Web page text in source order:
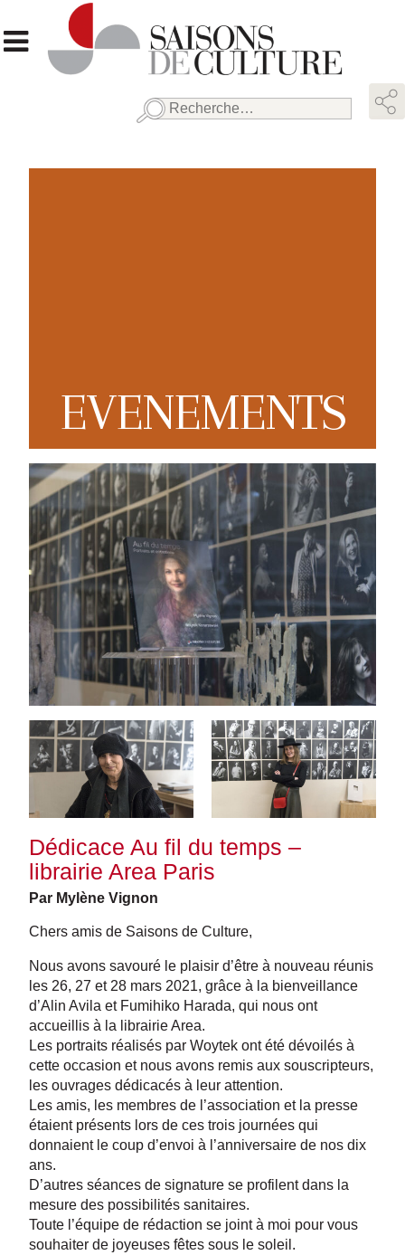
Rechercher :
EVENEMENTS
Dédicace Au fil du temps –
librairie Area Paris
Par Mylène Vignon
Chers amis de Saisons de Culture,
Nous avons savouré le plaisir d’être à nouveau réunis
les 26, 27 et 28 mars 2021, grâce à la bienveillance
d’Alin Avila et Fumihiko Harada, qui nous ont
accueillis à la librairie Area.
Les portraits réalisés par Woytek ont été dévoilés à
cette occasion et nous avons remis aux souscripteurs,
les ouvrages dédicacés à leur attention.
Les amis, les membres de l’association et la presse
étaient présents lors de ces trois journées qui
donnaient le coup d’envoi à l’anniversaire de nos dix
ans.
D’autres séances de signature se profilent dans la
mesure des possibilités sanitaires.
Toute l’équipe de rédaction se joint à moi pour vous
souhaiter de joyeuses fêtes sous le soleil.